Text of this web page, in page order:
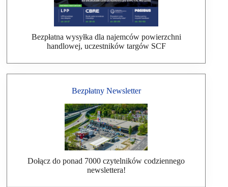
Bezpłatna wysyłka dla najemców powierzchni
handlowej, uczestników targów SCF
Bezpłatny Newsletter
Dołącz do ponad 7000 czytelników codziennego
newslettera!